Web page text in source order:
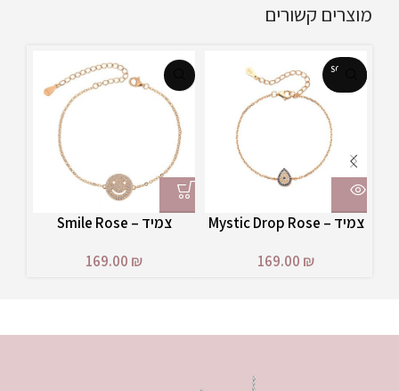
מוצרים קשורים
SOLD O
צמיד – Mystic Drop Rose
169.00 ₪
צמיד – Smile Rose
169.00 ₪